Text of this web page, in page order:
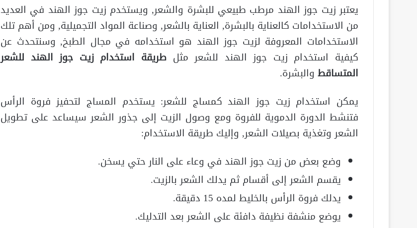
يعتبر زيت جوز الهند مرطب طبيعي للبشرة والشعر, ويستخدم زيت جوز الهند في العديد
من الاستخدامات كالعناية بالبشرة, العناية بالشعر, وصناعة المواد التجميلية, ومن أهم تلك
الاستخدامات المعروفة لزيت جوز الهند هو استخدامه في مجال الطبخ, وسنتحدث عن
كيفية استخدام زيت جوز الهند للشعر مثلطريقة استخدام زيت جوز الهند للشعر
المتساقط والبشرة.
يمكن استخدام زيت جوز الهند كمساج للشعر: يستخدم المساج لتحفيز فروة الرأس
فتنشط الدورة الدموية للفروة ومع وصول الزيت إلى جذور الشعر سيساعد على تطويل
الشعر وتغذية بصيلات الشعر, وإليك طريقة الاستخدام:
وضع بعض من زيت جوز الهند في وعاء على النار حتي يسخن.
يقسم الشعر إلى أقسام ثم يدلك الشعر بالزيت.
يدلك فروة الرأس بالخليط لمده 15 دقيقة.
يوضع منشفة نظيفة دافئة على الشعر بعد التدليك.